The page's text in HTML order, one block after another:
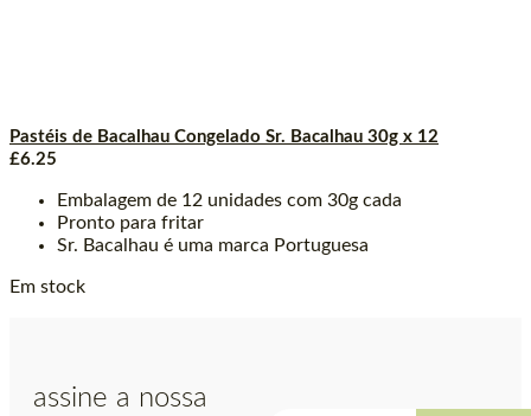
Pastéis de Bacalhau Congelado Sr. Bacalhau 30g x 12
£6.25
Embalagem de 12 unidades com 30g cada
Pronto para fritar
Sr. Bacalhau é uma marca Portuguesa
Em stock
assine a nossa